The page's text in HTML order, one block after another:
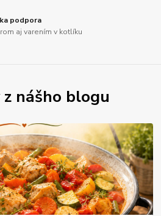
podpora
aj varením v kotlíku
nášho blogu